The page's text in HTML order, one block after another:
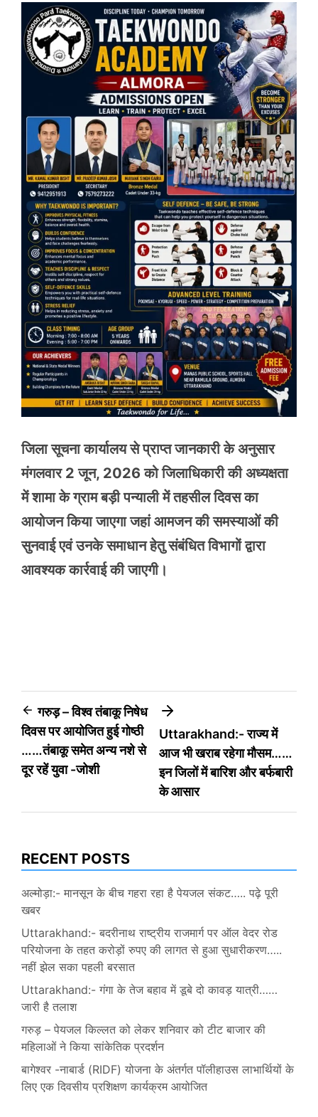
जिला सूचना कार्यालय से प्राप्त जानकारी के अनुसार
मंगलवार 2 जून, 2026 को जिलाधिकारी की अध्यक्षता
में शामा के ग्राम बड़ी पन्याली में तहसील दिवस का
आयोजन किया जाएगा जहां आमजन की समस्याओं की
सुनवाई एवं उनके समाधान हेतु संबंधित विभागों द्वारा
आवश्यक कार्रवाई की जाएगी।
Post
navigation
गरुड़ – विश्व तंबाकू निषेध
दिवस पर आयोजित हुई गोष्ठी
……तंबाकू समेत अन्य नशे से
दूर रहें युवा -जोशी
Uttarakhand:- राज्य में
आज भी खराब रहेगा मौसम……
इन जिलों में बारिश और बर्फबारी
के आसार
RECENT POSTS
अल्मोड़ा:- मानसून के बीच गहरा रहा है पेयजल संकट….. पढ़े पूरी
खबर
Uttarakhand:- बदरीनाथ राष्ट्रीय राजमार्ग पर ऑल वेदर रोड
परियोजना के तहत करोड़ों रुपए की लागत से हुआ सुधारीकरण…..
नहीं झेल सका पहली बरसात
Uttarakhand:- गंगा के तेज बहाव में डूबे दो कावड़ यात्री……
जारी है तलाश
गरुड़ – पेयजल किल्लत को लेकर शनिवार को टीट बाजार की
महिलाओं ने किया सांकेतिक प्रदर्शन
बागेश्वर -नाबार्ड (RIDF) योजना के अंतर्गत पॉलीहाउस लाभार्थियों के
लिए एक दिवसीय प्रशिक्षण कार्यक्रम आयोजित